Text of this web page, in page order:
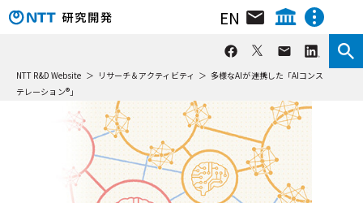
EN
NTTネットワークテクノロジーセンタ
NTTコンピューティングテクノロジーセンタ
NTTデバイステクノロジーセンタ
NTTサービスイノベーション総合研究所
NTT人間情報研究所
ニュース&トピックス
リサーチ＆アクティビティ
動画ライブラリ
技術紹介
講演
インタビュー
メディア＆UI
AI
NTT R&D Website リサーチ＆アクティビティ
多様なAIが連携した「AIコンス
テレーション®」